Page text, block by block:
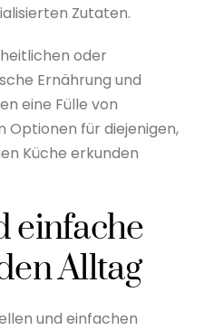
Zutaten.
oder
Ernährung und
eine Fülle von
Optionen für diejenigen,
Küche erkunden
einfache
Alltag
und einfachen